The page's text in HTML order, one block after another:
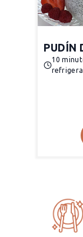
PUDÍN
10